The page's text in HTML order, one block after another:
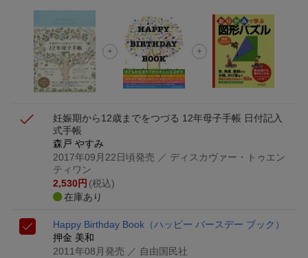
【スタンプカード】楽天ポイントもらえる＆抽選で豪華景品
が当たる！
エントリー＆3,000円以上購入で無料データSIM（3GB/月プ
ラン）が当たる！
妊娠期から12歳までをつづる 12年母子手帳 日付記入
式手帳
森戸 やすみ
2017年09月22日頃発売 ／ ディスカヴァー・トゥエン
ティワン
2,530円 (税込)
在庫あり
Happy Birthday Book（ハッピー バースデー ブック）
押金 美和
2011年08月発売 ／ 自由国民社